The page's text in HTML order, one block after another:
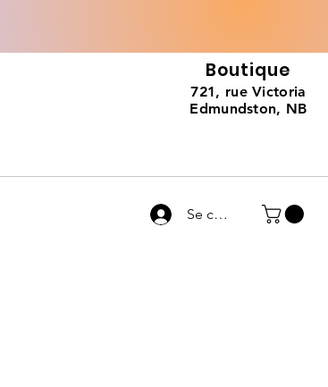
Boutique
721, rue Victoria
Edmundston, NB
Se connecter